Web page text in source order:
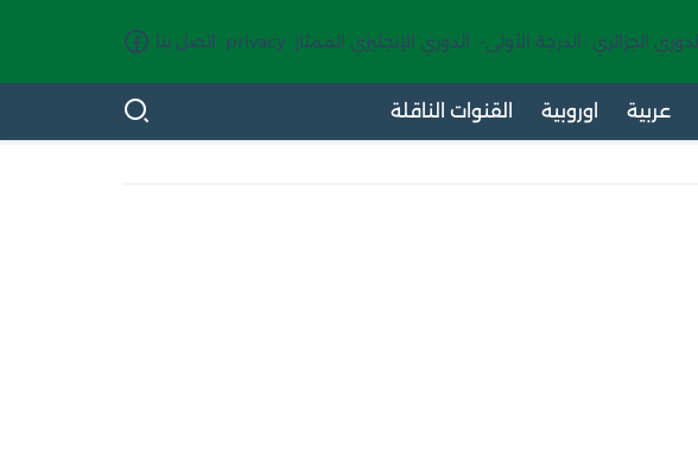
الدوري الجزائري -الدرجة الأولى- الدوري الإنجليزي الممتاز privacy اتصل بنا
عربية اوروبية القنوات الناقلة